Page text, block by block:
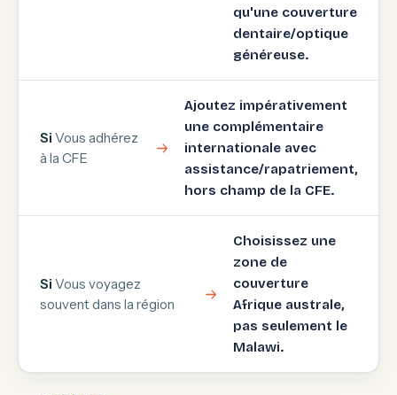
qu'une couverture
dentaire/optique
généreuse.
Si Vous adhérez
à la CFE
Ajoutez impérativement
une complémentaire
internationale avec
assistance/rapatriement,
hors champ de la CFE.
Si Vous voyagez
souvent dans la région
Choisissez une
zone de
couverture
Afrique australe,
pas seulement le
Malawi.